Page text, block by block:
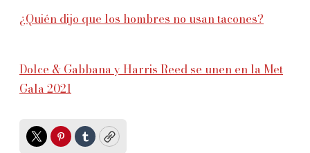
¿Quién dijo que los hombres no usan tacones?
Dolce & Gabbana y Harris Reed se unen en la Met
Gala 2021
TwitterPinterest
TumblrCopy